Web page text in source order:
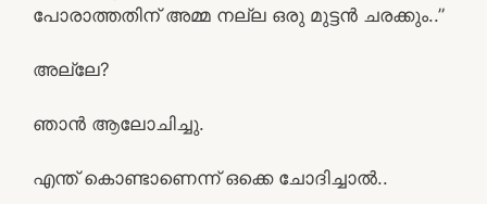
പോരാത്തതിന് അമ്മ നല്ല ഒരു മുട്ടൻ ചരക്കും..”
അല്ലേ?
ഞാൻ ആലോചിച്ചു.
എന്ത് കൊണ്ടാണെന്ന് ഒക്കെ ചോദിച്ചാൽ..